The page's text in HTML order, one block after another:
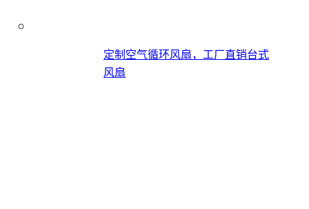
定制空气循环风扇，工厂直销台式
风扇